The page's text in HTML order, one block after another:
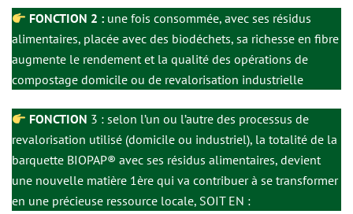
FONCTION 2 : une fois consommée, avec ses résidus
alimentaires, placée avec des biodéchets, sa richesse en fibre
augmente le rendement et la qualité des opérations de
compostage domicile ou de revalorisation industrielle
FONCTION 3 : selon l’un ou l’autre des processus de
revalorisation utilisé (domicile ou industriel), la totalité de la
barquette BIOPAP® avec ses résidus alimentaires, devient
une nouvelle matière 1ère qui va contribuer à se transformer
en une précieuse ressource locale, SOIT EN :